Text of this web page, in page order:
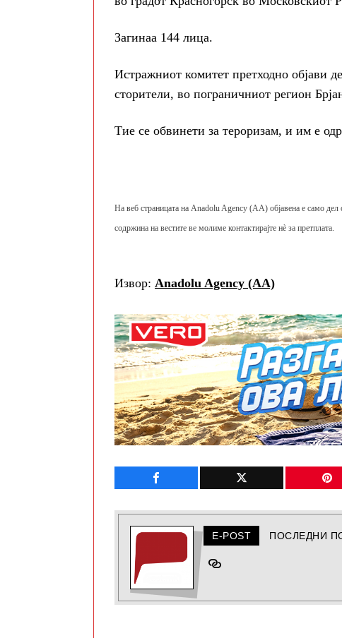
Загинаа 144 лица.
Истражниот комитет претходно објави
сторители, во пограничниот регион
Тие се обвинети за тероризам, и им е
На веб страницата на Anadolu Agency (AA) објавена е само
содржина на вестите ве молиме контактирајте нè за претплата.
Извор: Anadolu Agency (AA)
E-POST ПОСЛЕДНИ